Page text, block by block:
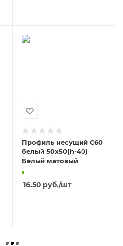
Профиль несущий С60
белый 50х50(h-40)
Белый матовый
16.50 руб./шт